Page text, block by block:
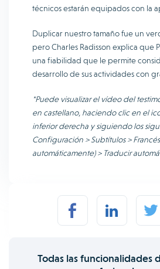
técnicos estarán equipados con la
Duplicar nuestro tamaño fue un
pero Charles Radisson explica que
una fiabilidad que le permite
desarrollo de sus actividades con
*Puede visualizar el vídeo del
en castellano, haciendo clic en el
inferior derecha y siguiendo los
Configuración > Subtítulos >
automáticamente) > Traducir
Todas las funcionalidades